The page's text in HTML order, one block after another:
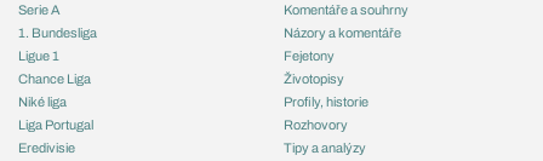
Serie A
1. Bundesliga
Ligue 1
Chance Liga
Niké liga
Liga Portugal
Eredivisie
Komentáře a souhrny
Názory a komentáře
Fejetony
Životopisy
Profily, historie
Rozhovory
Tipy a analýzy